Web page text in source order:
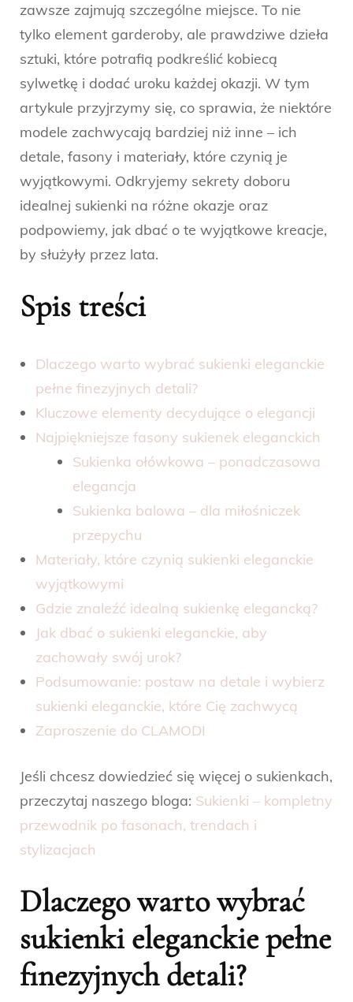
zawsze zajmują szczególne miejsce. To nie
tylko element garderoby, ale prawdziwe dzieła
sztuki, które potrafią podkreślić kobiecą
sylwetkę i dodać uroku każdej okazji. W tym
artykule przyjrzymy się, co sprawia, że niektóre
modele zachwycają bardziej niż inne – ich
detale, fasony i materiały, które czynią je
wyjątkowymi. Odkryjemy sekrety doboru
idealnej sukienki na różne okazje oraz
podpowiemy, jak dbać o te wyjątkowe kreacje,
by służyły przez lata.
Spis treści
Dlaczego warto wybrać sukienki eleganckie
pełne finezyjnych detali?
Kluczowe elementy decydujące o elegancji
Najpiękniejsze fasony sukienek eleganckich
Sukienka ołówkowa – ponadczasowa
elegancja
Sukienka balowa – dla miłośniczek
przepychu
Materiały, które czynią sukienki eleganckie
wyjątkowymi
Gdzie znaleźć idealną sukienkę elegancką?
Jak dbać o sukienki eleganckie, aby
zachowały swój urok?
Podsumowanie: postaw na detale i wybierz
sukienki eleganckie, które Cię zachwycą
Zaproszenie do CLAMODI
Jeśli chcesz dowiedzieć się więcej o sukienkach,
przeczytaj naszego bloga: Sukienki – kompletny
przewodnik po fasonach, trendach i
stylizacjach
Dlaczego warto wybrać
sukienki eleganckie pełne
finezyjnych detali?